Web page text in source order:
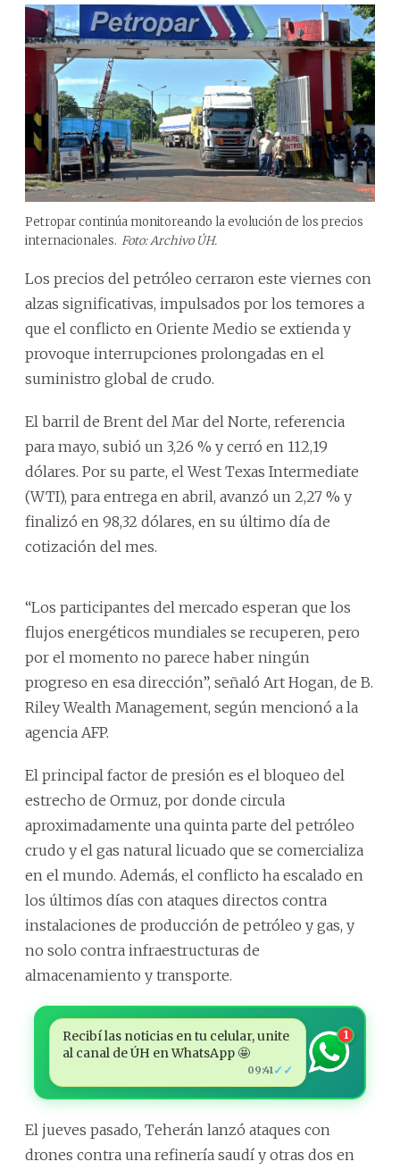
Petropar continúa monitoreando la evolución de los precios
internacionales. Foto: Archivo ÚH.
Los precios del petróleo cerraron este viernes con
alzas significativas, impulsados por los temores a
que el conflicto en Oriente Medio se extienda y
provoque interrupciones prolongadas en el
suministro global de crudo.
El barril de Brent del Mar del Norte, referencia
para mayo, subió un 3,26 % y cerró en 112,19
dólares. Por su parte, el West Texas Intermediate
(WTI), para entrega en abril, avanzó un 2,27 % y
finalizó en 98,32 dólares, en su último día de
cotización del mes.
“Los participantes del mercado esperan que los
flujos energéticos mundiales se recuperen, pero
por el momento no parece haber ningún
progreso en esa dirección”, señaló Art Hogan, de B.
Riley Wealth Management, según mencionó a la
agencia AFP.
El principal factor de presión es el bloqueo del
estrecho de Ormuz, por donde circula
aproximadamente una quinta parte del petróleo
crudo y el gas natural licuado que se comercializa
en el mundo. Además, el conflicto ha escalado en
los últimos días con ataques directos contra
instalaciones de producción de petróleo y gas, y
no solo contra infraestructuras de
almacenamiento y transporte.
Recibí las noticias en tu celular, unite
al canal de ÚH en WhatsApp 🤩
09:41 ✓✓
1
El jueves pasado, Teherán lanzó ataques con
drones contra una refinería saudí y otras dos en